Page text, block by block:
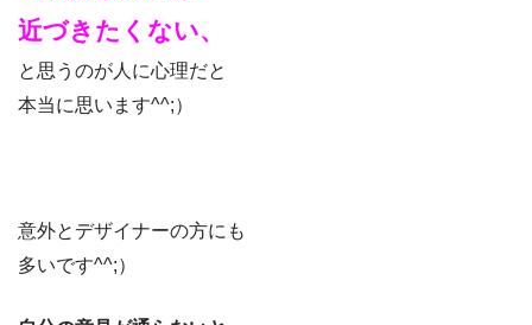
近づきたくない、
と思うのが人に心理だと
本当に思います^^;）
意外とデザイナーの方にも
多いです^^;）